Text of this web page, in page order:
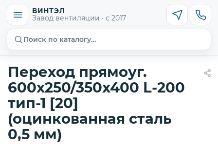
ВИНТЭЛ
Завод вентиляции · с 2017
Поиск по каталогу…
Переход прямоуг.
600х250/350х400 L-200
тип-1 [20]
(оцинкованная сталь
0,5 мм)